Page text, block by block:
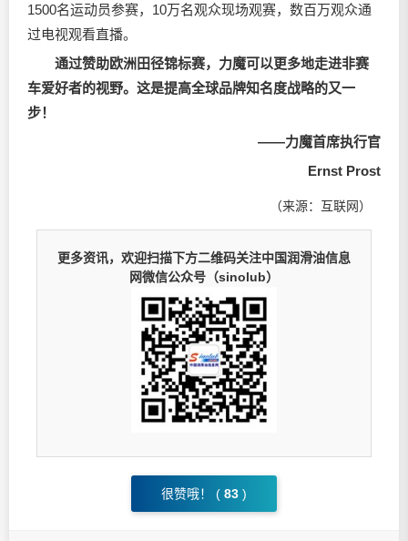
1500名运动员参赛，10万名观众现场观赛，数百万观众通
过电视观看直播。
通过赞助欧洲田径锦标赛，力魔可以更多地走进非赛
车爱好者的视野。这是提高全球品牌知名度战略的又一
步！
——力魔首席执行官
Ernst Prost
（来源：互联网）
更多资讯，欢迎扫描下方二维码关注中国润滑油信息
网微信公众号（sinolub）
很赞哦！ ( 83 )